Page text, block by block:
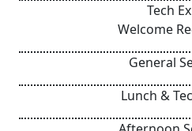
Tech
Welcome
General
Lunch &